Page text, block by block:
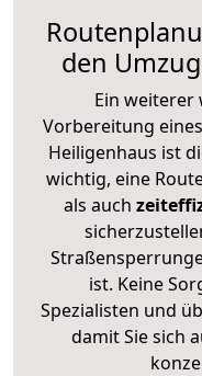
den
Ein weiterer
Vorbereitung
Heiligenhaus ist
wichtig, eine
als auch
ist. Keine
Spezialisten und
damit Sie sich